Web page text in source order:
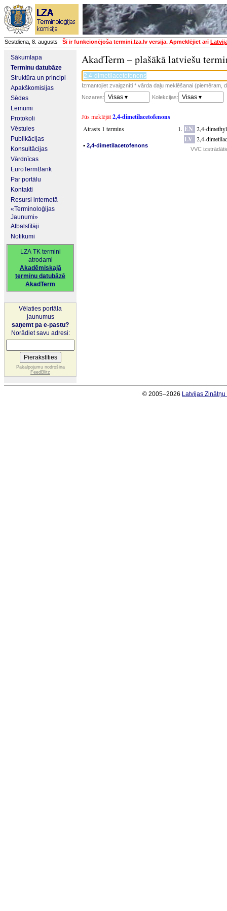
Sestdiena, 8. augusts Šī ir funkcionējoša termini.lza.lv versija. Apmeklējiet arī
Sākumlapa
Terminu datubāze
Struktūra un principi
Apakškomisijas
Sēdes
Lēmumi
Protokoli
Vēstules
Publikācijas
Konsultācijas
Vārdnīcas
EuroTermBank
Par portālu
Kontakti
Resursi internetā
«Terminoloģijas
Jaunumi»
Atbalstītāji
Notikumi
LZA TK termini
atrodami
Akadēmiskajā
terminu datubāzē
AkadTerm
Vēlaties portāla
jaunumus
saņemt pa e-pastu?
Norādiet savu adresi:
Pakalpojumu nodrošina
FeedBlitz
AkadTerm – plašākā latviešu
Izmantojiet zvaigznīti * vārda daļu meklēšanai (piemēram,
Nozares:
Visas ▾ Kolekcijas: Visas ▾
Jūs meklējāt2,4-dimetilacetofenons
Atrasts 1 termins
▪ 2,4-dimetilacetofenons
EN 2,4-
LV 2,4-
VVC
© 2005–2026 Latvijas